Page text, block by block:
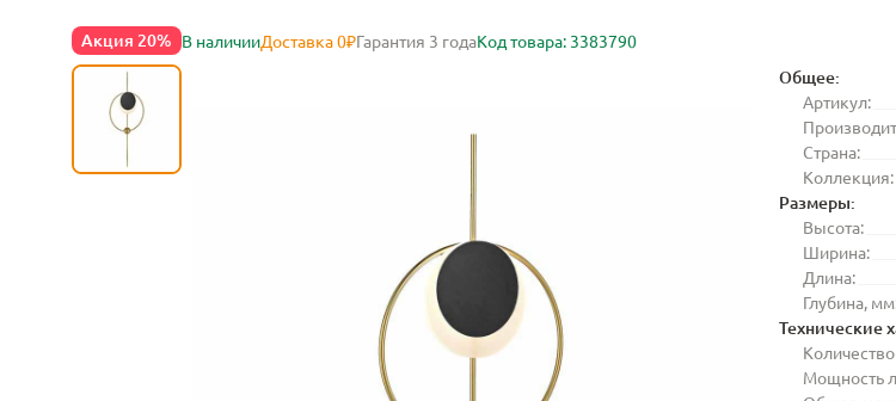
Акция 20% В наличииДоставка 0₽Гарантия 3 годаКод товара: 3383790
Общее:
Артикул:
Страна:
Коллекция:
Размеры:
Высота:
Ширина:
Длина:
Глубина,
Технические
Мощность